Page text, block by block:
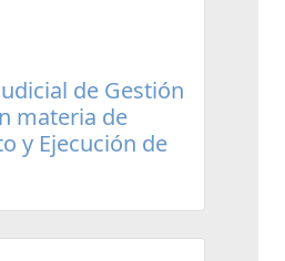
de Gestión
materia de
y Ejecución de